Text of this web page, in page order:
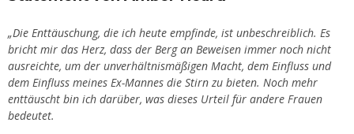
„Die Enttäuschung, die ich heute empfinde, ist unbeschreiblich. Es
bricht mir das Herz, dass der Berg an Beweisen immer noch nicht
ausreichte, um der unverhältnismäßigen Macht, dem Einfluss und
dem Einfluss meines Ex-Mannes die Stirn zu bieten. Noch mehr
enttäuscht bin ich darüber, was dieses Urteil für andere Frauen
bedeutet.